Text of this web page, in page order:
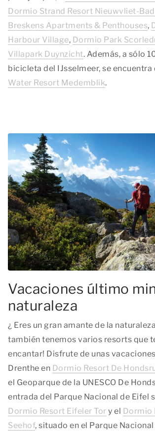
Dormio Strand Resort Nieuwvliet-Bad
Breskens Apartments & Penthouses,
Harbour Village, Dormio Park
Villapark Duynzicht. Además, a sólo
bicicleta del IJsselmeer, se encuentra
Water Resort Medemblik.
Vacaciones último
naturaleza
¿ Eres un gran amante de la
también tenemos varios resorts que
encantar! Disfrute de unas
Drenthe en Dormio Resort De
el Geoparque de la UNESCO De
entrada del Parque Nacional de Eifel
Dormio Resort Eifeler Tor y el Dormio
Seehof, situado en el Parque Nacional